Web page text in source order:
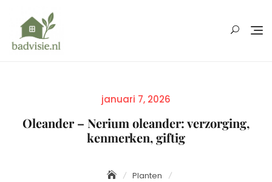
content
Posted
januari 7, 2026
Oleander – Nerium oleander: verzorging,
kenmerken, giftig
Planten